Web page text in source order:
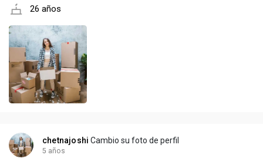
26 años
chetnajoshi Cambio su foto de perfil
5 años